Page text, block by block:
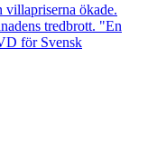
villapriserna ökade.
tredbrott. "En
för Svensk